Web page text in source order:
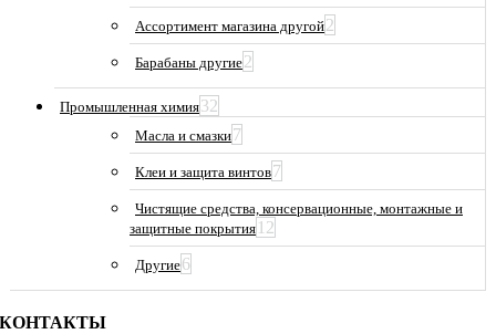
Ассортимент магазина другой2
Барабаны другие2
Промышленная химия32
Масла и смазки7
Клеи и защита винтов7
Чистящие средства, консервационные, монтажные и
защитные покрытия 12
Другие6
КОНТАКТЫ